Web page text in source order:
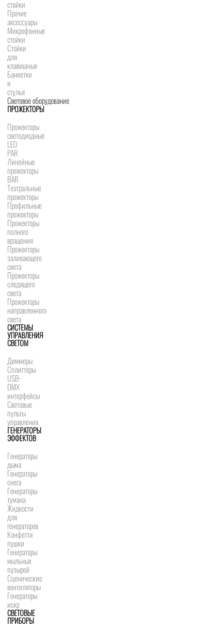
стойки
Прочие
аксессуары
Микрофонные
стойки
Стойки
для
клавишных
Банкетки
и
стулья
Световое оборудование
ПРОЖЕКТОРЫ
Прожекторы
светодиодные
LED
PAR
Линейные
прожекторы
BAR
Театральные
прожекторы
Профильные
прожекторы
Прожекторы
полного
вращения
Прожекторы
заливающего
света
Прожекторы
следящего
света
Прожекторы
направленного
света
СИСТЕМЫ
УПРАВЛЕНИЯ
СВЕТОМ
Диммеры
Сплиттеры
USB-
DMX
интерфейсы
Световые
пульты
управления
ГЕНЕРАТОРЫ
ЭФФЕКТОВ
Генераторы
дыма
Генераторы
снега
Генераторы
тумана
Жидкости
для
генераторов
Конфетти
пушки
Генераторы
мыльных
пузырей
Сценические
вентиляторы
Генераторы
искр
СВЕТОВЫЕ
ПРИБОРЫ